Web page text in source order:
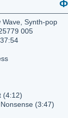
Wave, Synth-pop
005
(4:12)
(3:47)